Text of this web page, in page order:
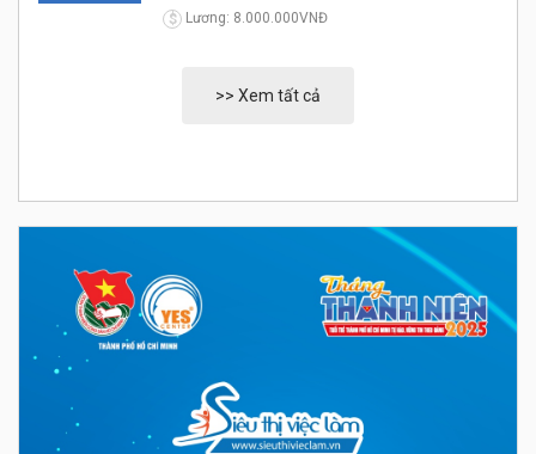
$
Lương: 8.000.000VNĐ
>> Xem tất cả